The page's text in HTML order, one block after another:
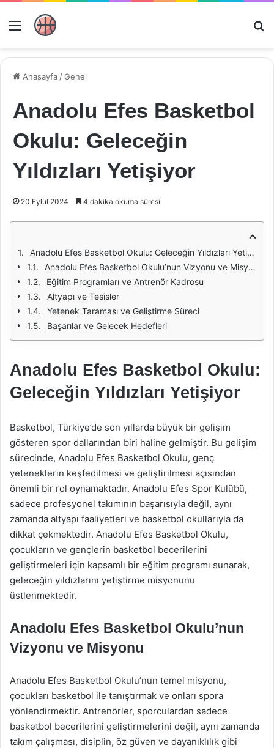
Menü
Anasayfa /Genel
Anadolu Efes Basketbol
Okulu: Geleceğin
Yıldızları Yetişiyor
20 Eylül 2024 4 dakika okuma süresi
Anadolu Efes Basketbol Okulu: Geleceğin Yıldızları Yetişiyor
Anadolu Efes Basketbol Okulu’nun Vizyonu ve Misyonu
Eğitim Programları ve Antrenör Kadrosu
Altyapı ve Tesisler
Yetenek Taraması ve Geliştirme Süreci
Başarılar ve Gelecek Hedefleri
Anadolu Efes Basketbol Okulu:
Geleceğin Yıldızları Yetişiyor
Basketbol, Türkiye’de son yıllarda büyük bir gelişim
gösteren spor dallarından biri haline gelmiştir. Bu gelişim
sürecinde, Anadolu Efes Basketbol Okulu, genç
yeteneklerin keşfedilmesi ve geliştirilmesi açısından
önemli bir rol oynamaktadır. Anadolu Efes Spor Kulübü,
sadece profesyonel takımının başarısıyla değil, aynı
zamanda altyapı faaliyetleri ve basketbol okullarıyla da
dikkat çekmektedir. Anadolu Efes Basketbol Okulu,
çocukların ve gençlerin basketbol becerilerini
geliştirmeleri için kapsamlı bir eğitim programı sunarak,
geleceğin yıldızlarını yetiştirme misyonunu
üstlenmektedir.
Anadolu Efes Basketbol Okulu’nun
Vizyonu ve Misyonu
Anadolu Efes Basketbol Okulu’nun temel misyonu,
çocukları basketbol ile tanıştırmak ve onları spora
yönlendirmektir. Antrenörler, sporculardan sadece
basketbol becerilerini geliştirmelerini değil, aynı zamanda
takım çalışması, disiplin, öz güven ve dayanıklılık gibi